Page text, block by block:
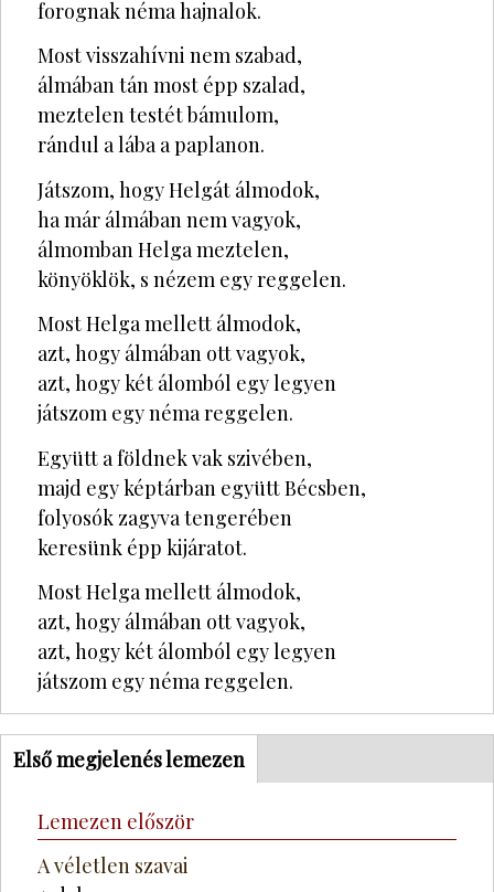
forognak néma hajnalok.
Most visszahívni nem szabad,
álmában tán most épp szalad,
meztelen testét bámulom,
rándul a lába a paplanon.
Játszom, hogy Helgát álmodok,
ha már álmában nem vagyok,
álmomban Helga meztelen,
könyöklök, s nézem egy reggelen.
Most Helga mellett álmodok,
azt, hogy álmában ott vagyok,
azt, hogy két álomból egy legyen
játszom egy néma reggelen.
Együtt a földnek vak szivében,
majd egy képtárban együtt Bécsben,
folyosók zagyva tengerében
keresünk épp kijáratot.
Most Helga mellett álmodok,
azt, hogy álmában ott vagyok,
azt, hogy két álomból egy legyen
játszom egy néma reggelen.
Tabgroup_3
Első megjelenés lemezen(aktív
fül)
Lemezen először
A véletlen szavai